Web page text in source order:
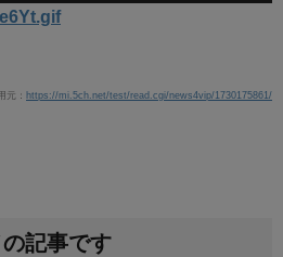
元： https://mi.5ch.net/test/read.cgi/news4vip/1730175861/
記事です